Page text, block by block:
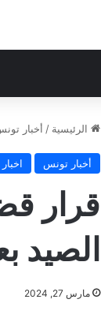
الرئيسية / أخبار
أخبار تونس اخبار
قرار
الصيد بعد ان
مارس 27, 2024